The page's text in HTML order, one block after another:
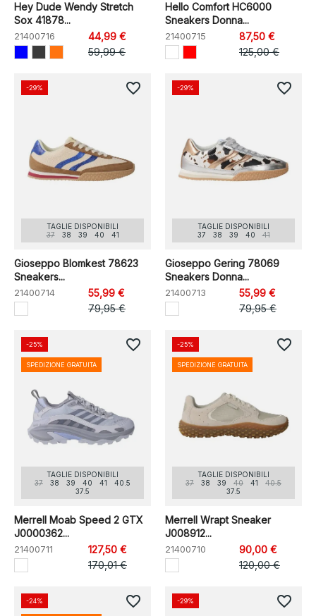
Hey Dude Wendy Stretch
Sox 41878...
21400716
44,99 €
59,99 €
Hello Comfort HC6000
Sneakers Donna...
21400715
87,50 €
125,00 €
TAGLIE DISPONIBILI
37
38 39 40 41
Gioseppo Blomkest 78623
Sneakers...
21400714
55,99 €
79,95 €
-29% favorite_border
TAGLIE DISPONIBILI
37
38 39 40 41
Gioseppo Gering 78069
Sneakers Donna...
21400713
55,99 €
79,95 €
-29% favorite_border
TAGLIE DISPONIBILI
37
38 39 40 41
40.5
37.5
Merrell Moab Speed 2 GTX
J0000362...
21400711
127,50 €
170,01 €
-25%
SPEDIZIONE GRATUITA
favorite_border
TAGLIE DISPONIBILI
37
38 39 40 41
40.5
37.5
Merrell Wrapt Sneaker
J008912...
21400710
90,00 €
120,00 €
-25%
SPEDIZIONE GRATUITA
favorite_border
-24% favorite_border -29% favorite_border